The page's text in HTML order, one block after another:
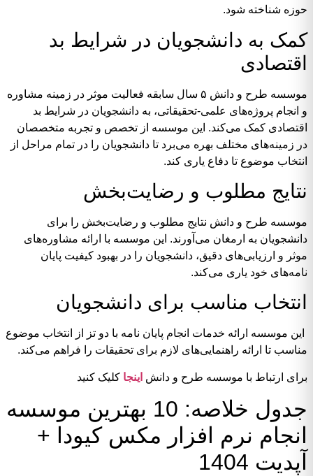
حوزه شناخته شود.
کمک به دانشجویان در شرایط بد
اقتصادی
موسسه طرح و دانش ۵ سال سابقه فعالیت موثر در زمینه مشاوره
و انجام پروژه‌های علمی-تحقیقاتی، به دانشجویان در شرایط بد
اقتصادی کمک می‌کند. این موسسه از تخصص و تجربه متخصصان
در زمینه‌های مختلف بهره می‌برد تا دانشجویان را در تمام مراحل از
انتخاب موضوع تا دفاع یاری کند.
نتایج مطلوب و رضایت‌بخش
موسسه طرح و دانش نتایج مطلوب و رضایت‌بخش را برای
دانشجویان به ارمغان می‌آورند. این موسسه با ارائه مشاوره‌های
موثر و ارزیابی‌های دقیق، دانشجویان را در بهبود کیفیت پایان
نامه‌های خود یاری می‌کند.
انتخاب مناسب برای دانشجویان
این موسسه ارائه خدمات انجام پایان نامه با دو تز از انتخاب موضوع
مناسب تا ارائه راهنمایی‌های لازم برای تحقیقات را فراهم می‌کند.
برای ارتباط با موسسه طرح و دانش اینجا کلیک کنید
جدول خلاصه: 10 بهترین موسسه
انجام نرم افزار مکس کیودا +
آپدیت 1404